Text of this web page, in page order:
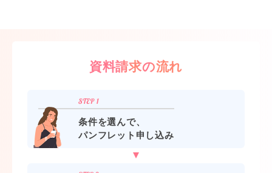
資料請求の流れ
条件を選んで、
パンフレット申し込み